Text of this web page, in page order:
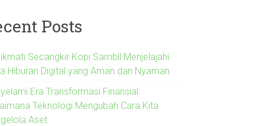
Posts
Secangkir Kopi Sambil Menjelajahi
Hiburan Digital yang Aman dan Nyaman
Era Transformasi Finansial:
Teknologi Mengubah Cara Kita
Aset